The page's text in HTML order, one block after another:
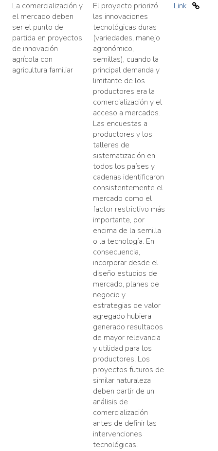
La comercialización y
el mercado deben
ser el punto de
partida en proyectos
de innovación
agrícola con
agricultura familiar
El proyecto priorizó
las innovaciones
tecnológicas duras
(variedades, manejo
agronómico,
semillas), cuando la
principal demanda y
limitante de los
productores era la
comercialización y el
acceso a mercados.
Las encuestas a
productores y los
talleres de
sistematización en
todos los países y
cadenas identificaron
consistentemente el
mercado como el
factor restrictivo más
importante, por
encima de la semilla
o la tecnología. En
consecuencia,
incorporar desde el
diseño estudios de
mercado, planes de
negocio y
estrategias de valor
agregado hubiera
generado resultados
de mayor relevancia
y utilidad para los
productores. Los
proyectos futuros de
similar naturaleza
deben partir de un
análisis de
comercialización
antes de definir las
intervenciones
tecnológicas.
Link